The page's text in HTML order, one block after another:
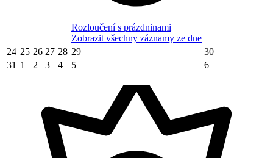
Rozloučení s prázdninami
Zobrazit všechny záznamy ze dne
24 25 26 27 28 29
30
31 1 2 3 4 5 6